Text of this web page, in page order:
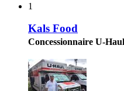
1
Kals Food
Concessionnaire U-